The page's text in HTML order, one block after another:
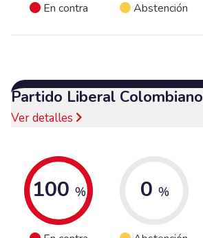
En contra Abstención
Partido Liberal Colombiano
Ver detalles
100 % 0 %